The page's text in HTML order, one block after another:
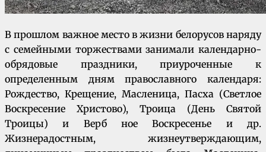
В прошлом важное место в жизни белорусов наряду
с семейными торжествами занимали календарно-
обрядовые праздники, приуроченные к
определенным дням православного календаря:
Рождество, Крещение, Масленица, Пасха (Светлое
Воскресение Христово), Троица (День Святой
Троицы) и Верб­ ное Воскресенье и др.
Жизнерадостным, жизнеутверждающим,